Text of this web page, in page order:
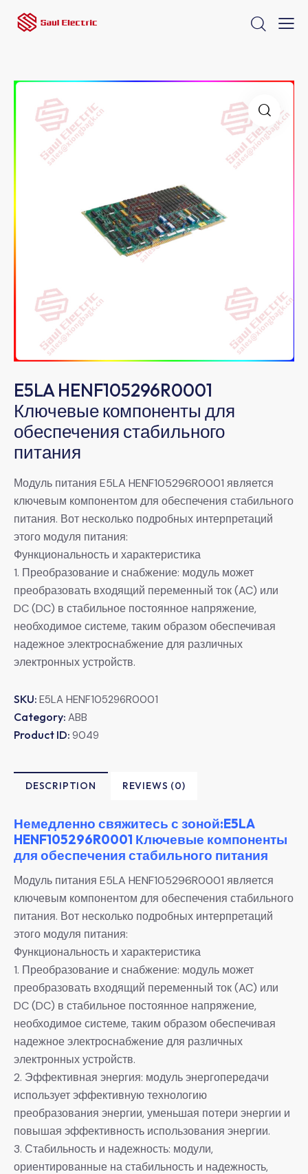
E5LA HENF105296R0001
Ключевые компоненты для
обеспечения стабильного
питания
Модуль питания E5LA HENF105296R0001 является
ключевым компонентом для обеспечения стабильного
питания. Вот несколько подробных интерпретаций
этого модуля питания:
Функциональность и характеристика
1. Преобразование и снабжение: модуль может
преобразовать входящий переменный ток (AC) или
DC (DC) в стабильное постоянное напряжение,
необходимое системе, таким образом обеспечивая
надежное электроснабжение для различных
электронных устройств.
SKU: E5LA HENF105296R0001
Category: ABB
Product ID: 9049
DESCRIPTION REVIEWS (0)
Немедленно свяжитесь с зоной:E5LA
HENF105296R0001 Ключевые компоненты
для обеспечения стабильного питания
Модуль питания E5LA HENF105296R0001 является
ключевым компонентом для обеспечения стабильного
питания. Вот несколько подробных интерпретаций
этого модуля питания:
Функциональность и характеристика
1. Преобразование и снабжение: модуль может
преобразовать входящий переменный ток (AC) или
DC (DC) в стабильное постоянное напряжение,
необходимое системе, таким образом обеспечивая
надежное электроснабжение для различных
электронных устройств.
2. Эффективная энергия: модуль энергопередачи
использует эффективную технологию
преобразования энергии, уменьшая потери энергии и
повышая эффективность использования энергии.
3. Стабильность и надежность: модули,
ориентированные на стабильность и надежность,